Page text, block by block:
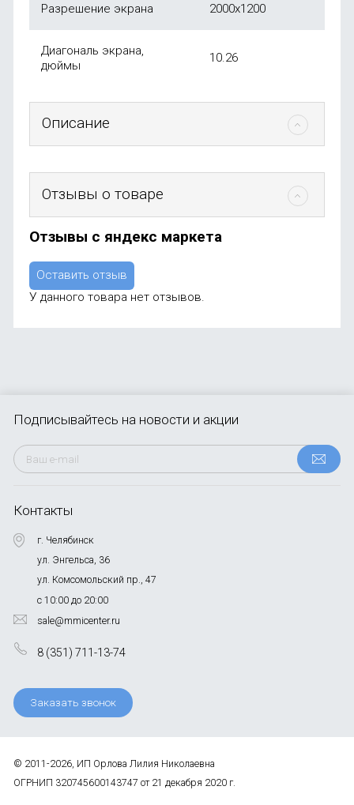
Разрешение экрана 2000x1200
Диагональ экрана,
дюймы
10.26
Описание
Отзывы о товаре
Отзывы с яндекс маркета
Оставить отзыв
У данного товара нет отзывов.
Контакты
г. Челябинск
ул. Энгельса, 36
ул. Комсомольский пр., 47
с 10:00 до 20:00
sale@mmicenter.ru
8 (351) 711-13-74
Заказать звонок
Подписывайтесь на новости и акции
© 2011-2026, ИП Орлова Лилия Николаевна
ОГРНИП 320745600143747 от 21 декабря 2020 г.